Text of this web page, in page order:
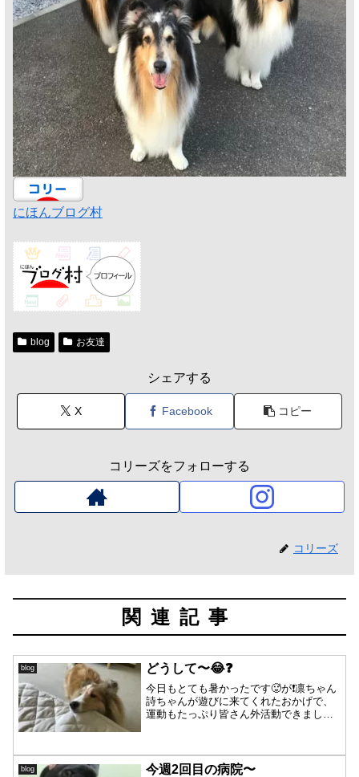
にほんブログ村
blog お友達
シェアする
X Facebook コピー
コリーズをフォローする
コリーズ
関連記事
blog どうして〜😂❓
今日もとても暑かったです🥵が❗️凛ちゃん
詩ちゃんが遊びに来てくれたおかげで、
運動もたっぷり皆さん外活動できました
😅凛ちゃん日向が大好きらしいです❗️太陽
が照りつけて暑い...
blog 今週2回目の病院〜